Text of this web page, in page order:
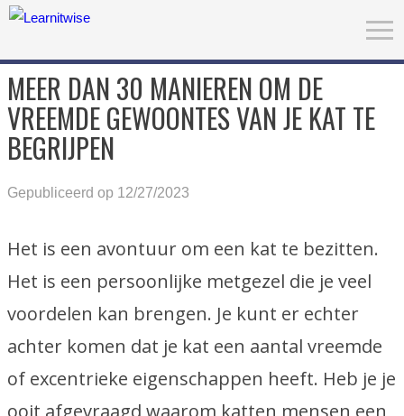
MEER DAN 30 MANIEREN OM DE
VREEMDE GEWOONTES VAN JE KAT TE
BEGRIJPEN
Gepubliceerd op 12/27/2023
Het is een avontuur om een kat te bezitten.
Het is een persoonlijke metgezel die je veel
voordelen kan brengen. Je kunt er echter
achter komen dat je kat een aantal vreemde
of excentrieke eigenschappen heeft. Heb je je
ooit afgevraagd waarom katten mensen een